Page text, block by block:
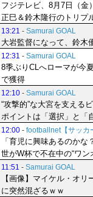
フジテレビ、8月7日（金
正巳＆鈴木隆行のトリプ
13:21 - Samurai GOAL
大岩監督になって、鈴木
12:31 - Samurai GOAL
8季ぶりCLへローマが今
で獲得
12:10 - Samurai GOAL
“攻撃的”な大宮を支える
ポイントは「選択」と「
12:00 - footballnet【サッカ
「育児に興味あるのか
世がW杯で不在中の“ワ
11:51 - Samurai GOAL
【画像】マイケル・オ
に突然混ざるｗｗ